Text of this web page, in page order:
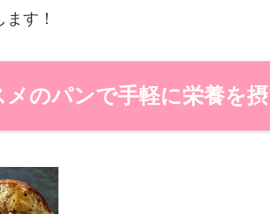
す！
のパンで手軽に栄養を摂